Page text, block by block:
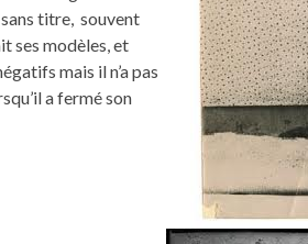
titre, souvent
ses modèles, et
mais il n’a pas
a fermé son